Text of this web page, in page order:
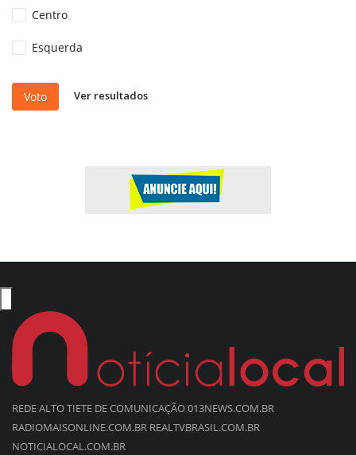
Centro
Esquerda
Voto Ver resultados
REDE ALTO TIETE DE COMUNICAÇÃO 013NEWS.COM.BR
RADIOMAISONLINE.COM.BR REALTVBRASIL.COM.BR
NOTICIALOCAL.COM.BR